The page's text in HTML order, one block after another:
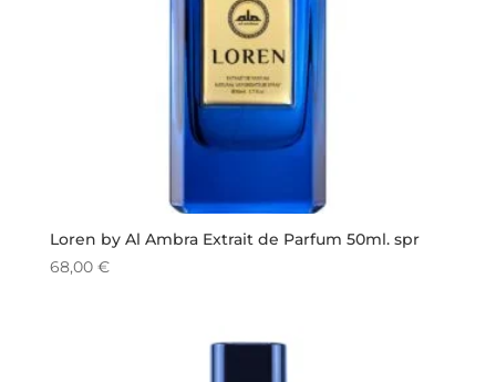
Loren by Al Ambra Extrait de Parfum 50ml. spr
68,00 €